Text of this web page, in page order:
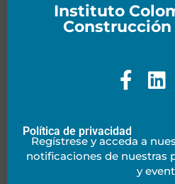
Instituto
Construcción
Política de privacidad
Regístrese y acceda a
notificaciones de nuestras
y